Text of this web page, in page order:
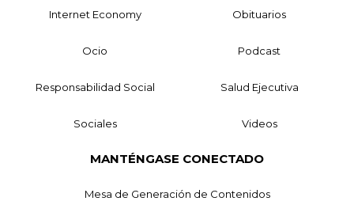
Internet Economy Obituarios
Ocio Podcast
Responsabilidad Social Salud Ejecutiva
Sociales Videos
MANTÉNGASE CONECTADO
Mesa de Generación de Contenidos